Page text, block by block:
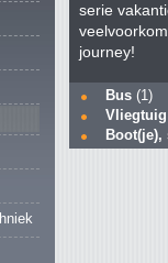
serie
journey!
Bus(1)
Vliegtuig